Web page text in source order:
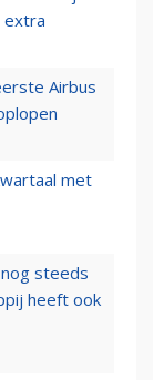
extra
Airbus
met
steeds
heeft ook